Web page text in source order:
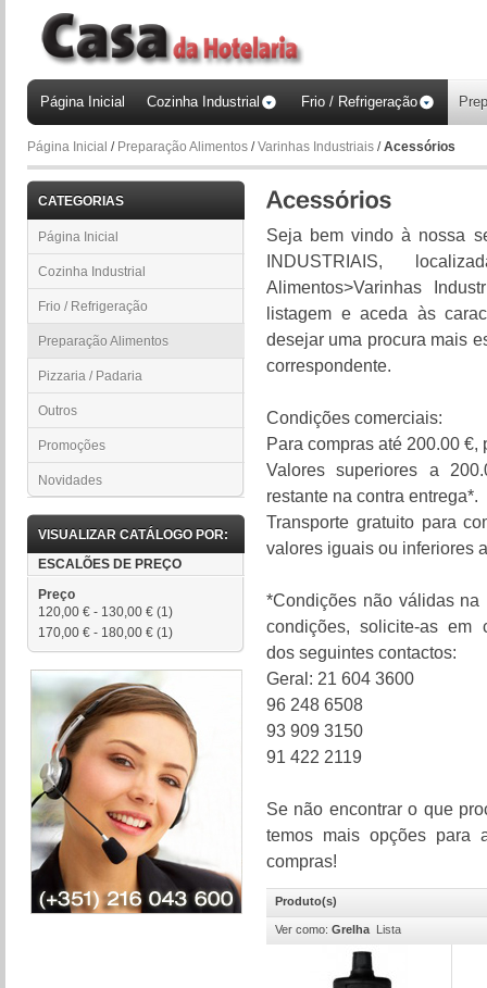
Página Inicial Cozinha Industrial Frio / Refrigeração
Página Inicial / Preparação Alimentos /Varinhas Industriais /Acessórios
CATEGORIAS
Página Inicial
Cozinha Industrial
Frio / Refrigeração
Preparação Alimentos
Pizzaria / Padaria
Outros
Promoções
Novidades
VISUALIZAR CATÁLOGO POR:
ESCALÕES DE PREÇO
Preço
120,00 € - 130,00 € (1)
170,00 € - 180,00 € (1)
Seja bem vindo à nossa
INDUSTRIAIS,
Alimentos>Varinhas
listagem e aceda às
desejar uma procura mais
correspondente.
Condições comerciais:
Para compras até 200.00
Valores superiores a
restante na contra entrega*.
Transporte gratuito para
valores iguais ou inferiores
*Condições não válidas
condições, solicite-as em
dos seguintes contactos:
Geral: 21 604 3600
96 248 6508
93 909 3150
91 422 2119
Se não encontrar o que
temos mais opções para
compras!
Produto(s)
Ver como: Grelha Lista